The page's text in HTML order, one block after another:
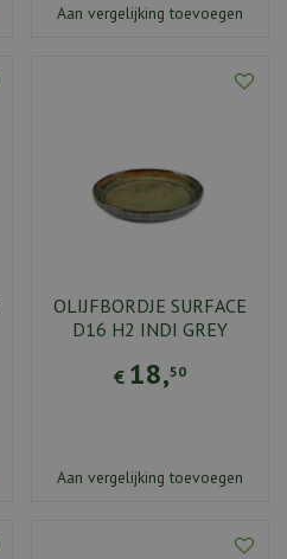
Aan vergelijking toevoegen
OLIJFBORDJE SURFACE
D16 H2 INDI GREY
€ 18,50
Aan vergelijking toevoegen